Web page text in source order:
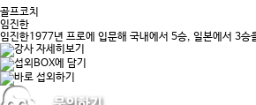
골프코치
임진한
임진한1977년 프로에 입문해 국내에서 5승, 일본에서 3